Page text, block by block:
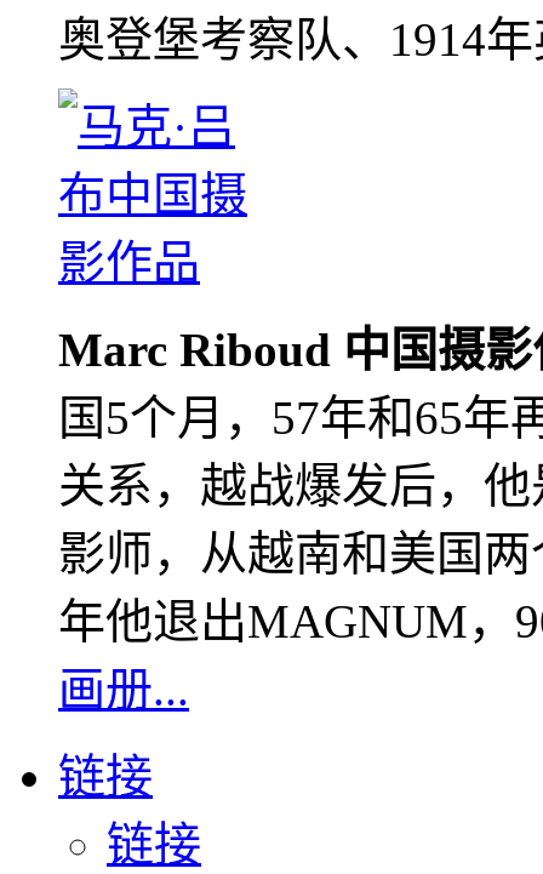
奥登堡考察队、1914
Marc Riboud 中国摄
国5个月，57年和65年
关系，越战爆发后，
影师，从越南和美国
年他退出MAGNUM，
画册...
链接
链接